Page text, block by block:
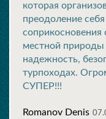
которая
преодоление
соприкосновения
местной природы
надежность,
турпоходах.
СУПЕР!!!
Romanov Denis